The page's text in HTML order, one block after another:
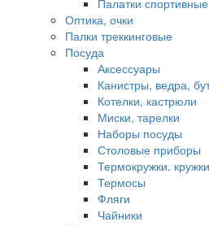
Палатки спортивные
Оптика, очки
Палки треккинговые
Посуда
Аксессуары
Канистры, ведра,
Котелки, кастрюли
Миски, тарелки
Наборы посуды
Столовые приборы
Термокружки.
Термосы
Фляги
Чайники